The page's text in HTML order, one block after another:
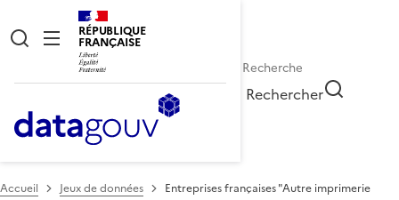
RÉPUBLIQUE
FRANÇAISE
Rechercher
Accueil Jeux de données
Entreprises françaises "Autre imprimerie